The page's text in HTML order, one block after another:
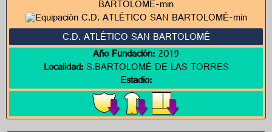
C.D. ATLÉTICO SAN BARTOLOMÉ
Año Fundación:2019
Localidad:S.BARTOLOMÉ DE LAS TORRES
Estadio: